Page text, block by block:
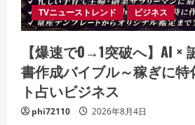
TVニューストレンド ビジネス
【爆速で0→1突破へ】AI ×
書作成バイブル～稼ぎに特
ト占いビジネス
phi72110 2026年8月4日